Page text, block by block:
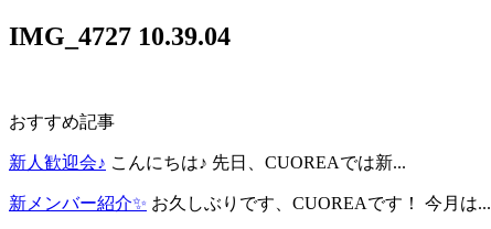
IMG_4727 10.39.04
おすすめ記事
新人歓迎会♪ こんにちは♪ 先日、CUOREAでは新...
新メンバー紹介✨ お久しぶりです、CUOREAです！ 今月は...